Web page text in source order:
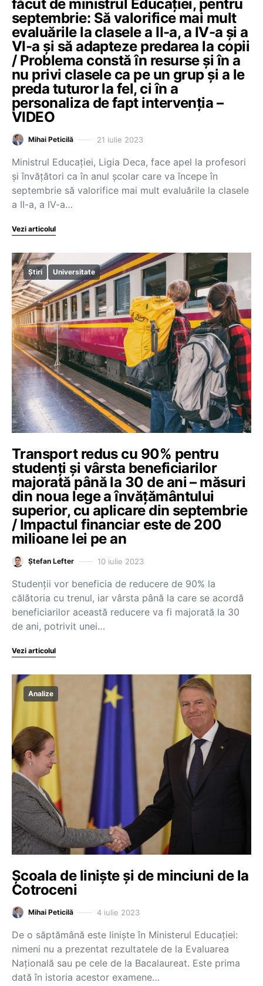
făcut de ministrul Educației, pentru
septembrie: Să valorifice mai mult
evaluările la clasele a II-a, a IV-a și a
VI-a și să adapteze predarea la copii
/ Problema constă în resurse și în a
nu privi clasele ca pe un grup și a le
preda tuturor la fel, ci în a
personaliza de fapt intervenția –
VIDEO
Mihai Peticilă 21 iulie 2023
Ministrul Educației, Ligia Deca, face apel la profesori
și învățători ca în anul școlar care va începe în
septembrie să valorifice mai mult evaluările la clasele
a II-a, a IV-a…
Vezi articolul
Știri Universitate
Transport redus cu 90% pentru
studenți și vârsta beneficiarilor
majorată până la 30 de ani – măsuri
din noua lege a învățământului
superior, cu aplicare din septembrie
/ Impactul financiar este de 200
milioane lei pe an
Ștefan Lefter 10 iulie 2023
Studenții vor beneficia de reducere de 90% la
călătoria cu trenul, iar vârsta până la care se acordă
beneficiarilor această reducere va fi majorată la 30
de ani, potrivit unei…
Vezi articolul
Analize
Școala de liniște și de minciuni de la
Cotroceni
Mihai Peticilă 4 iulie 2023
De o săptămână este liniște în Ministerul Educației:
nimeni nu a prezentat rezultatele de la Evaluarea
Națională sau pe cele de la Bacalaureat. Este prima
dată în istoria acestor examene…